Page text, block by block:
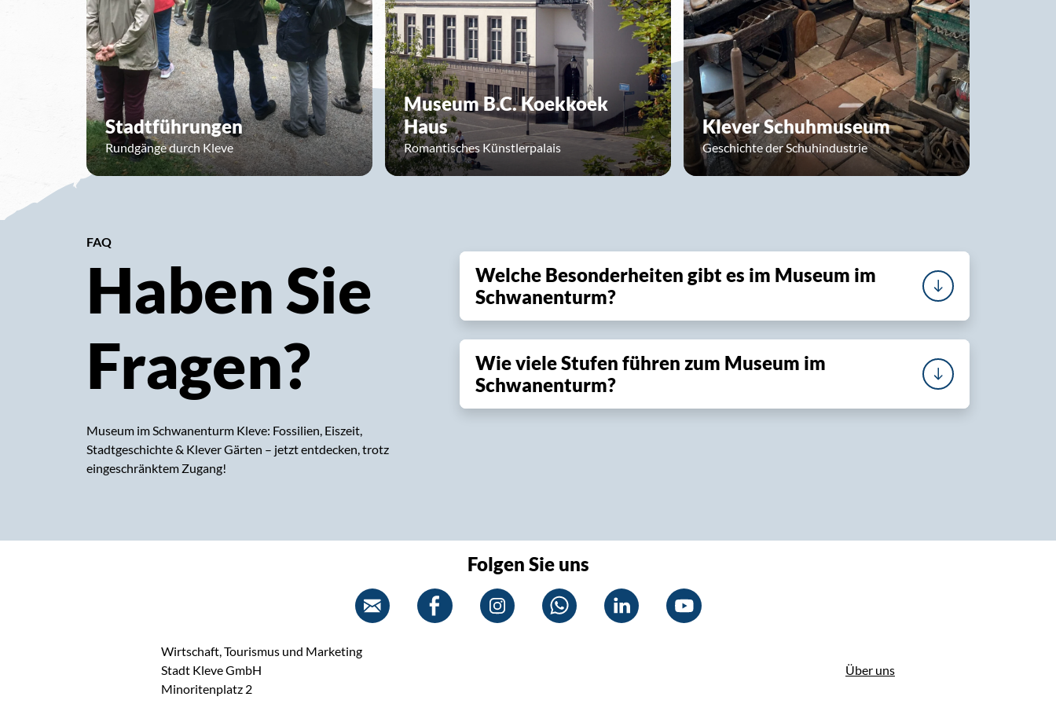
Stadtführungen
Rundgänge durch Kleve
Museum B.C. Koekkoek
Haus
Romantisches Künstlerpalais
Klever Schuhmuseum
Geschichte der Schuhindustrie
FAQ
Haben Sie
Fragen?
Museum im Schwanenturm Kleve: Fossilien, Eiszeit,
Stadtgeschichte & Klever Gärten – jetzt entdecken, trotz
eingeschränktem Zugang!
Welche Besonderheiten gibt es im Museum im
Schwanenturm?
Wie viele Stufen führen zum Museum im
Schwanenturm?
Folgen Sie uns
Wirtschaft, Tourismus und Marketing
Stadt Kleve GmbH
Minoritenplatz 2
Über uns